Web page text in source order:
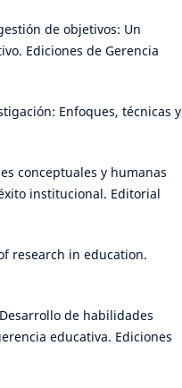
de objetivos: Un
Ediciones de Gerencia
Enfoques, técnicas y
conceptuales y humanas
institucional. Editorial
research in education.
de habilidades
educativa. Ediciones